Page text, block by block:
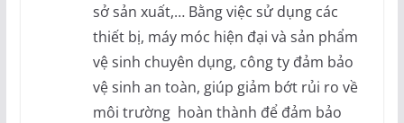
sở sản xuất,… Bằng việc sử dụng các
thiết bị, máy móc hiện đại và sản phẩm
vệ sinh chuyên dụng, công ty đảm bảo
vệ sinh an toàn, giúp giảm bớt rủi ro về
môi trường hoàn thành để đảm bảo